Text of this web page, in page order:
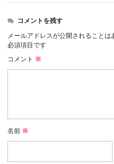
コメントを残す
メールアドレスが公開されることは
必須項目です
コメント ※
名前 ※